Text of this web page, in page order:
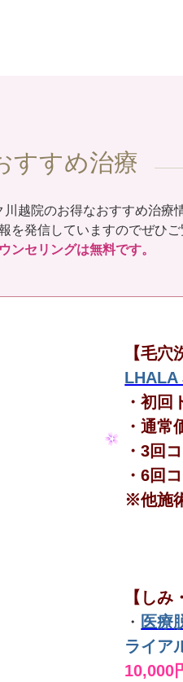
すすめ治療
越院のお得なおすすめ治療
を発信していますのでぜひご
ンセリングは無料です。
【毛穴
LHALA
・初回
・通常
・3回
・6回
※他施
【しみ
・ 医療
ライア
10,000